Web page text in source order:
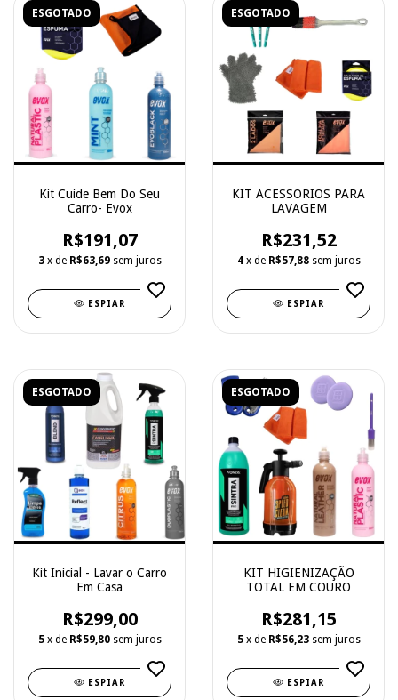
ESGOTADO
Kit Cuide Bem Do Seu
Carro- Evox
R$191,07
3 x de R$63,69 sem juros
ESPIAR
ESGOTADO
KIT ACESSORIOS PARA
LAVAGEM
R$231,52
4 x de R$57,88 sem juros
ESPIAR
ESGOTADO
Kit Inicial - Lavar o Carro
Em Casa
R$299,00
5 x de R$59,80 sem juros
ESPIAR
ESGOTADO
KIT HIGIENIZAÇÃO
TOTAL EM COURO
R$281,15
5 x de R$56,23 sem juros
ESPIAR